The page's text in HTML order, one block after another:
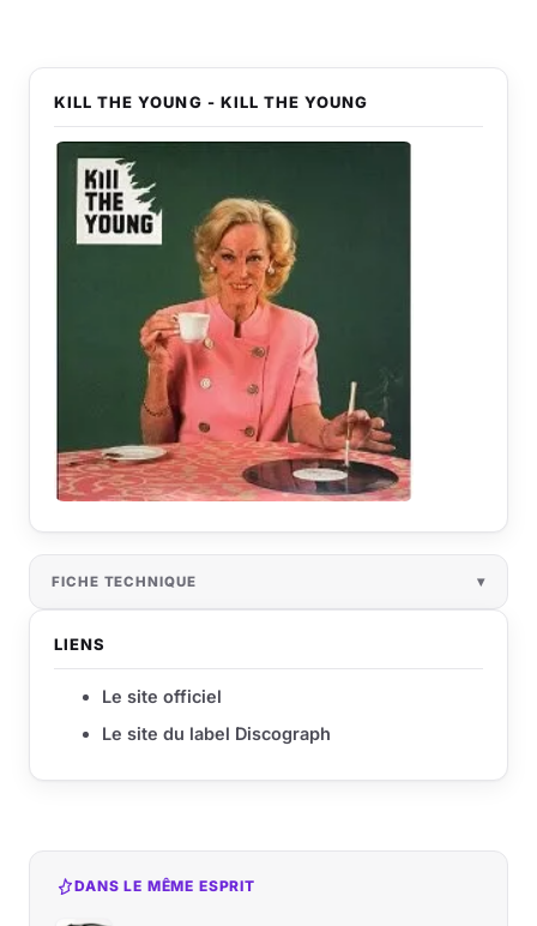
KILL THE YOUNG - KILL THE YOUNG
FICHE TECHNIQUE
LIENS
Le site officiel
Le site du label Discograph
DANS LE MÊME ESPRIT